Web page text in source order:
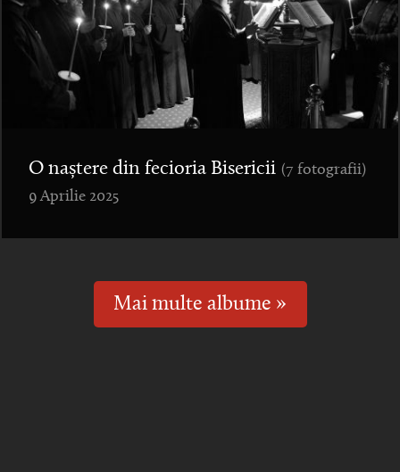
O naștere din fecioria Bisericii (7 fotografii)
9 Aprilie 2025
Mai multe albume »